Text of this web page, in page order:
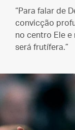
“Para falar de
convicção
no centro Ele e
será frutífera.”